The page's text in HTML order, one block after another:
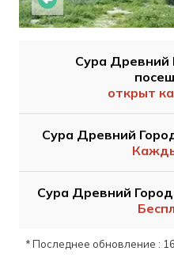
Сура Древний
открыт
Сура Древний
Сура Древний
* Последнее обновление :